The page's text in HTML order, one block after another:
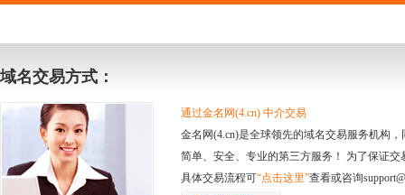
域名交易方式：
通过金名网(4.cn) 中介交易
金名网(4.cn)是全球领先的域名交易服务机构
简单、安全、专业的第三方服务！ 为了保证
具体交易流程可“点击这里”查看或咨询